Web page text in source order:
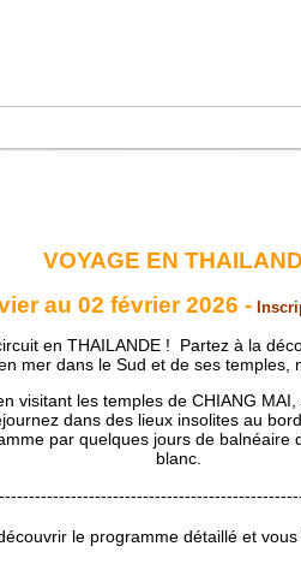
VOYAGE EN
au 02 février 2026 -
en THAILANDE ! Partez à la
mer dans le Sud et de ses temples,
les temples de CHIANG MAI,
dans des lieux insolites au
par quelques jours de
blanc.
le programme détaillé et